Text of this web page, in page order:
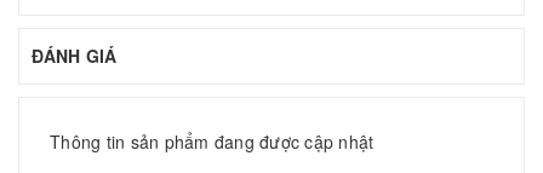
ĐÁNH GIÁ
Thông tin sản phẩm đang được cập nhật